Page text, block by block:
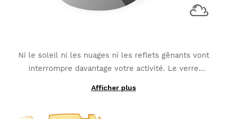
Ni le soleil ni les nuages ni les reflets gênants vont
interrompre davantage votre activité. Le verre
et s'avère la meilleure option pour des
Grâce à l'utilisation de matériaux photochromiques
PhotoChromic change de catégorie en quelques
Afficher plus